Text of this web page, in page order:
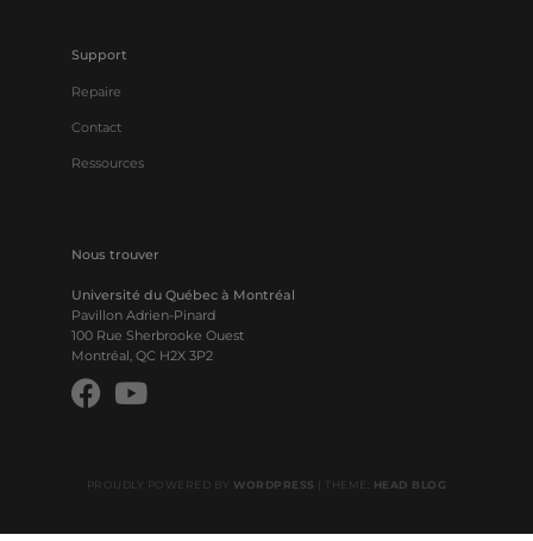
Support
Repaire
Contact
Ressources
Nous trouver
Université du Québec à Montréal
Pavillon Adrien-Pinard
100 Rue Sherbrooke Ouest
Montréal, QC H2X 3P2
PROUDLY POWERED BY WORDPRESS THEME: HEAD BLOG